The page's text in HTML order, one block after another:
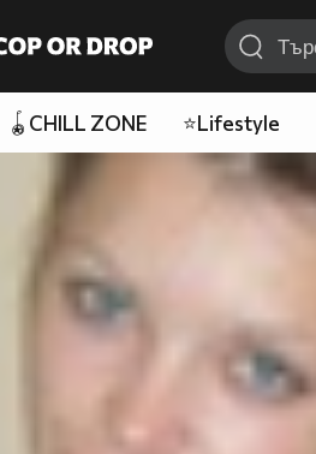
🪀CHILL ZONE ⭐Lifestyle